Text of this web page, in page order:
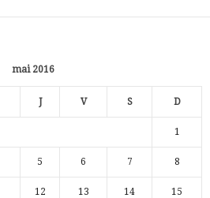
mai 2016
J V S D
1
5 6 7 8
12 13 14 15